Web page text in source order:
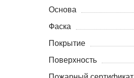
Основа
Фаска
Покрытие
Поверхность